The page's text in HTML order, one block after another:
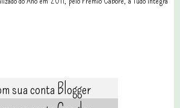
sua conta Blogger